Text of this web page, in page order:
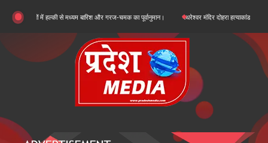
content
में हल्की से मध्यम बारिश और गरज-चमक का पूर्वानुमान। पथरेश्वर मंदिर दोहरा हत्याकांड: गद्दी पर कब्जे